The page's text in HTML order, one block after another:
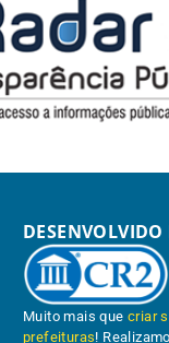
DESENVOLVIDO
Muito mais quecriar
prefeituras!